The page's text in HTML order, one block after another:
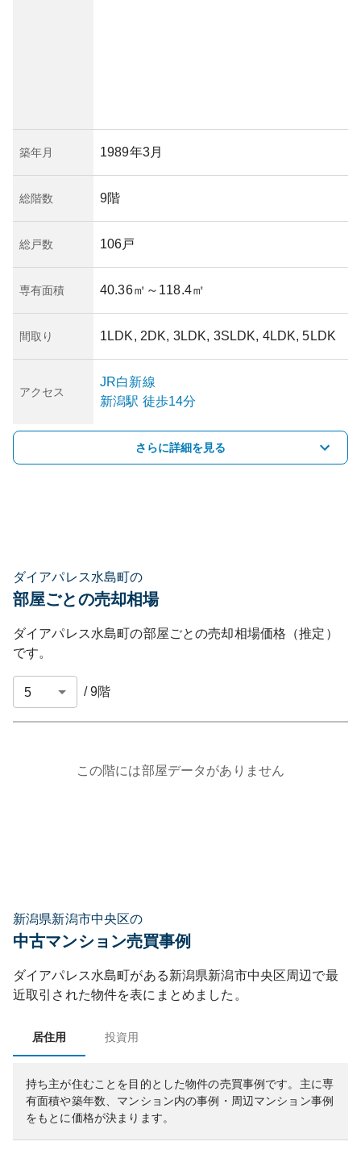
築年月 1989年3月
総階数 9階
総戸数 106戸
専有面積 40.36㎡ ～118.4㎡
間取り 1LDK, 2DK, 3LDK, 3SLDK, 4LDK, 5LDK
アクセス
JR白新線
新潟駅 徒歩14分
さらに詳細を見る
ダイアパレス水島町の
部屋ごとの売却相場
ダイアパレス水島町の部屋ごとの売却相場価格（推定）
です。
/9階
この階には部屋データがありません
新潟県新潟市中央区の
中古マンション売買事例
ダイアパレス水島町がある新潟県新潟市中央区周辺で最
近取引された物件を表にまとめました。
居住用 投資用
持ち主が住むことを目的とした物件の売買事例です。 主に専
有面積や築年数、マンション内の事例・周辺マンション事例
をもとに価格が決まります。